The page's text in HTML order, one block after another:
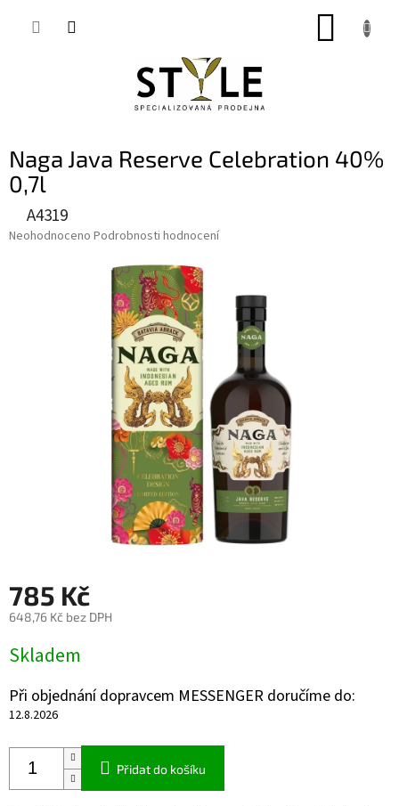
Naga Java Reserve Celebration 40%
0,7l
A4319
Průměrné
Neohodnoceno Podrobnosti hodnocení
785 Kč
648,76 Kč bez DPH
cena:
Skladem
Při objednání dopravcem MESSENGER doručíme do:
12.8.2026
Přidat do košíku